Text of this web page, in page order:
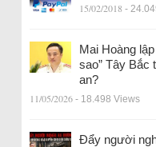
15/02/2018 -
Mai Hoàng
sao” Tây Bắc
an?
11/05/2026 - 18.498 Views
Đẩy người